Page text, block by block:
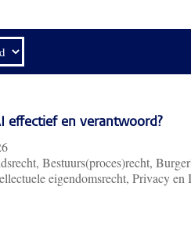
effectief en verantwoord?
Bestuurs(proces)recht,
eigendomsrecht, Privacy